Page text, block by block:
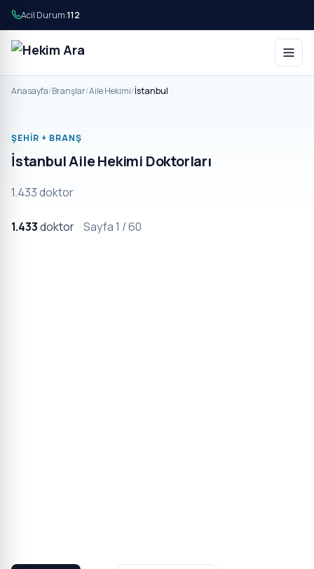
Acil Durum:112
Anasayfa/Branşlar/Aile Hekimi/İstanbul
ŞEHIR + BRANŞ
İstanbul Aile Hekimi Doktorları
1.433 doktor
1.433doktor · Sayfa 1 / 60